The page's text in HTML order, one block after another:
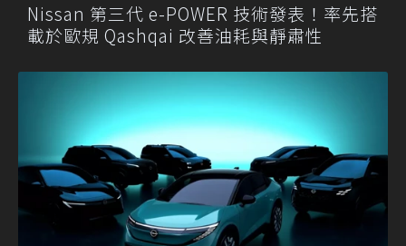
Nissan 第三代 e-POWER 技術發表！率先搭
載於歐規 Qashqai 改善油耗與靜肅性